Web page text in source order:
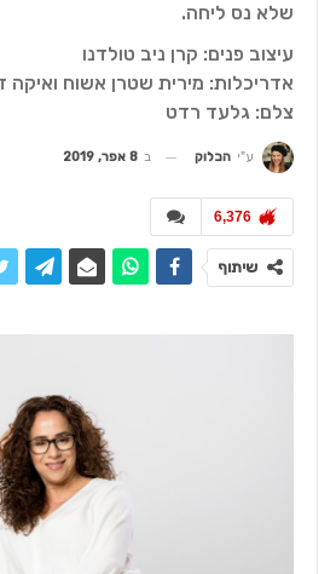
שלא נס ליחה.
עיצוב פנים: קרן ניב טולדנו
אדריכלות: מירית שטרן אשוח ואיקה
צלם: גלעד רדט
ע"י הבלוק ב 8 אפר, 2019
6,376
שיתוף